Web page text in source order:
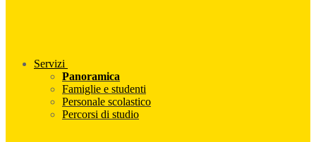
Servizi
Panoramica
Famiglie e studenti
Personale scolastico
Percorsi di studio